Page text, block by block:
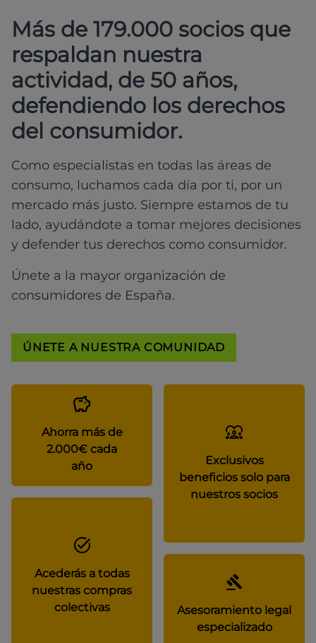
Más de 179.000 socios que
respaldan nuestra
actividad, de 50 años,
defendiendo los derechos
del consumidor.
Como especialistas en todas las áreas de
consumo, luchamos cada día por ti, por un
mercado más justo. Siempre estamos de tu
lado, ayudándote a tomar mejores decisiones
y defender tus derechos como consumidor.
Únete a la mayor organización de
consumidores de España.
ÚNETE A NUESTRA COMUNIDAD
Ahorra más de
2.000€ cada
año
Exclusivos
beneficios solo para
nuestros socios
Acederás a todas
nuestras compras
colectivas
Asesoramiento legal
especializado